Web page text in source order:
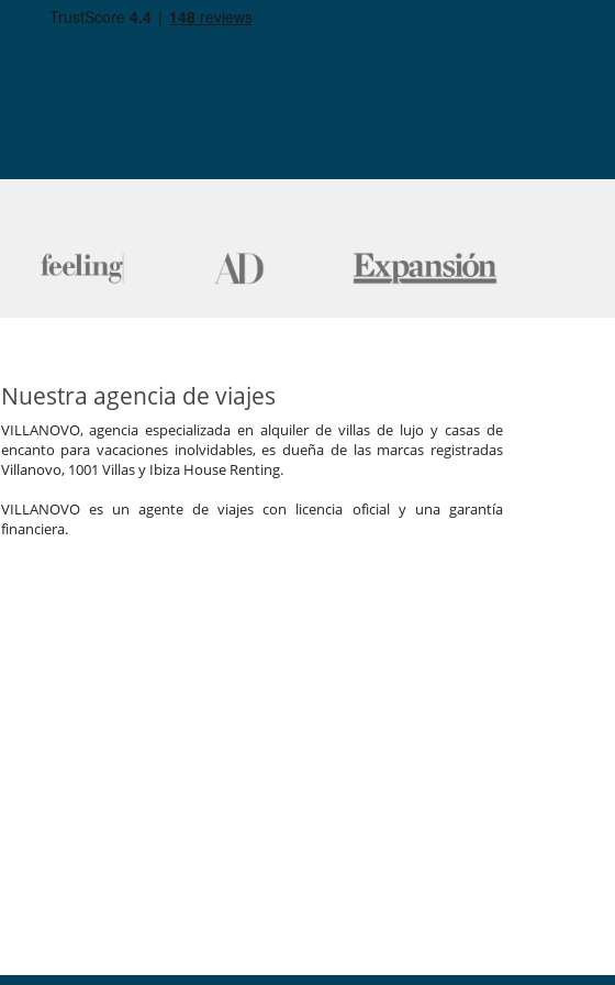
Nuestra agencia de viajes
VILLANOVO, agencia especializada en alquiler de villas de lujo y casas de
encanto para vacaciones inolvidables, es dueña de las marcas registradas
Villanovo, 1001 Villas y Ibiza House Renting.
VILLANOVO es un agente de viajes con licencia oficial y una garantía
financiera.